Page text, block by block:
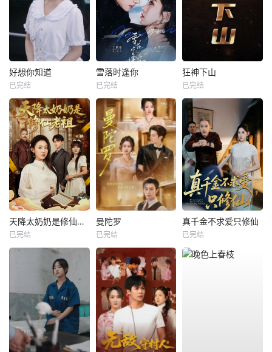
好想你知道
已完结
雪落时逢你
已完结
狂神下山
已完结
天降太奶奶是修仙老祖
已完结
曼陀罗
已完结
真千金不求爱只修仙
已完结